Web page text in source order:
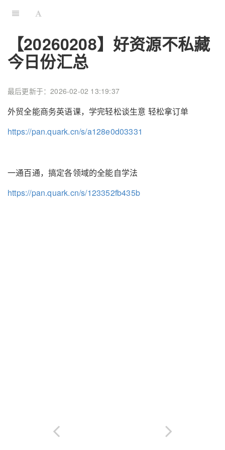
【20260208】好资源不私藏
今日份汇总
最后更新于：2026-02-02 13:19:37
外贸全能商务英语课，学完轻松谈生意 轻松拿订单
https://pan.quark.cn/s/a128e0d03331
一通百通，搞定各领域的全能自学法
https://pan.quark.cn/s/123352fb435b